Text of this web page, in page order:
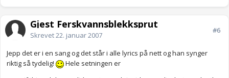
Gjest Ferskvannsblekksprut
Skrevet22. januar 2007
#6
Jepp det er i en sang og det står i alle lyrics på nett og han synger
riktig så tydelig!
Hele setningen er